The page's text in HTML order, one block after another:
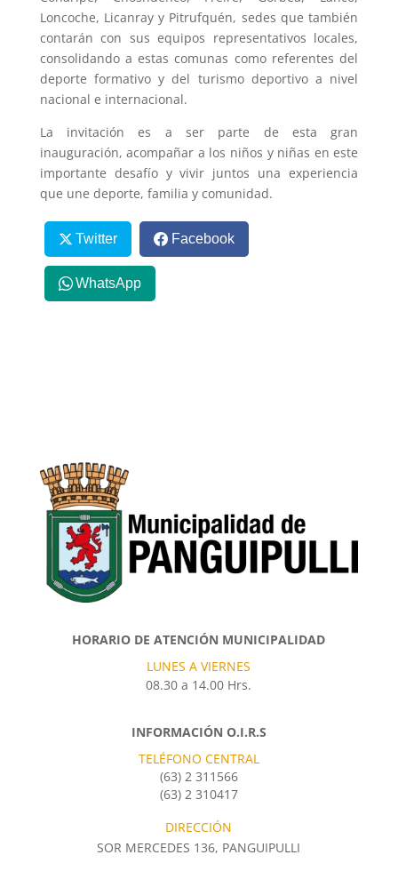
Loncoche, Licanray y Pitrufquén, sedes que también
contarán con sus equipos representativos locales,
consolidando a estas comunas como referentes del
deporte formativo y del turismo deportivo a nivel
nacional e internacional.
La invitación es a ser parte de esta gran
inauguración, acompañar a los niños y niñas en este
importante desafío y vivir juntos una experiencia
que une deporte, familia y comunidad.
Twitter Facebook
WhatsApp
HORARIO DE ATENCIÓN MUNICIPALIDAD
LUNES A VIERNES
08.30 a 14.00 Hrs.
INFORMACIÓN O.I.R.S
TELÉFONO CENTRAL
(63) 2 311566
(63) 2 310417
DIRECCIÓN
SOR MERCEDES 136, PANGUIPULLI